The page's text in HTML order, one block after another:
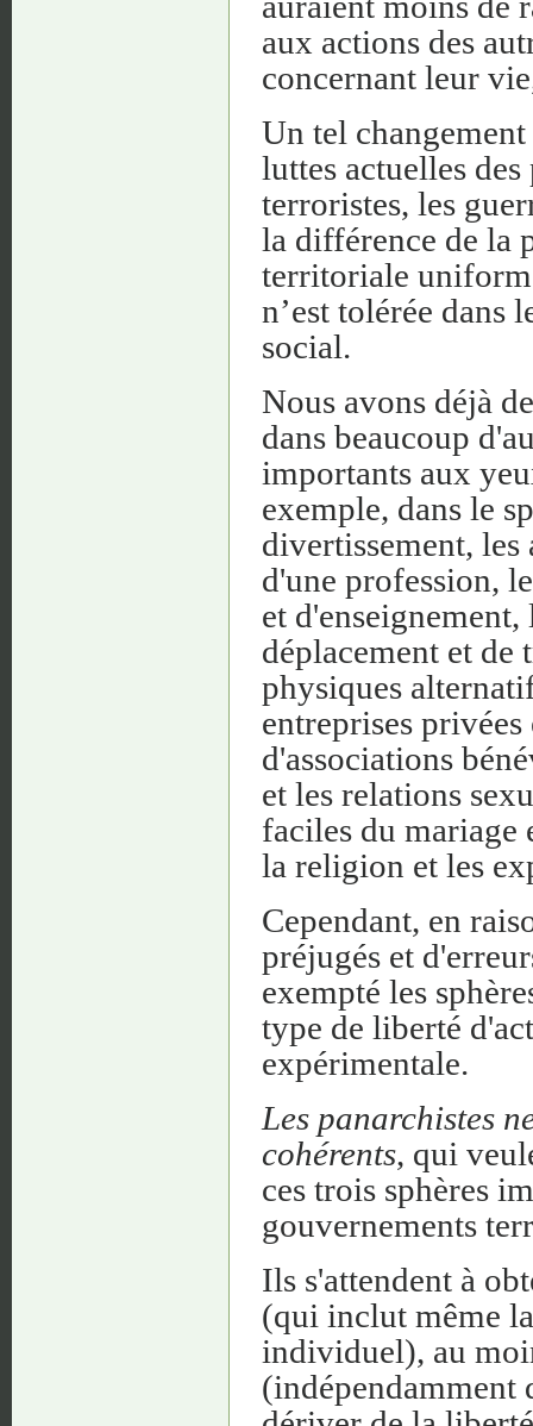
aux actions des
concernant leur
Un tel changement
luttes actuelles
terroristes, les
la différence de la
territoriale
n’est tolérée dans
social.
Nous avons déjà
dans beaucoup
importants aux
exemple, dans le
divertissement,
d'une profession,
et
déplacement et de
physiques
entreprises
d'associations
et les relations
faciles du mariage
la religion et les
Cependant, en
préjugés et
exempté les
type de liberté
expérimentale.
Les panarchistes
cohérents, qui
ces trois sphères
gouvernements
Ils s'attendent à
(qui inclut même
individuel), au